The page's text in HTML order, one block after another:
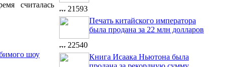
считалась
шоу
21593
Печать китайского императора
была продана за 22 млн долларов
22540
Книга Исаака Ньютона была